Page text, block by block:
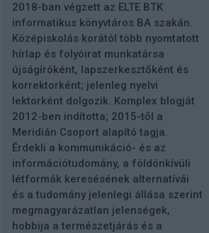
2018-ban végzett az ELTE BTK
informatikus könyvtáros BA szakán.
Középiskolás korától több nyomtatott
hírlap és folyóirat munkatársa
újságíróként, lapszerkesztőként és
korrektorként; jelenleg nyelvi
lektorként dolgozik. Komplex blogját
2012-ben indította; 2015-től a
Meridián Csoport alapító tagja.
Érdekli a kommunikáció- és az
információtudomány, a földönkívüli
létformák keresésének alternatívái
és a tudomány jelenlegi állása szerint
megmagyarázatlan jelenségek,
hobbija a természetjárás és a